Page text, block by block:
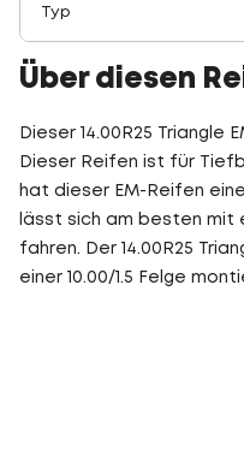
Typ
Über diesen
Dieser 14.00R25 Triangle
Dieser Reifen ist für
hat dieser EM-Reifen
lässt sich am besten mit
fahren. Der 14.00R25
einer 10.00/1.5 Felge